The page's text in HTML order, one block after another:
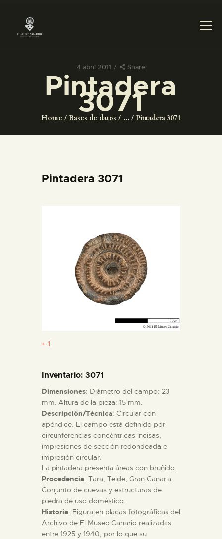
4 abril 2011 Share
Pintadera
3071
Home Bases de datos ... Pintadera 3071
PREPARAR LA VISITA
ACTIVIDADES
EL MUSEO
ESPAÑOL
PREPARAR LA VISITA
EL MUSEO
COLECCIONES
DIDÁCTICA
ESPAÑOL
Pintadera 3071
+ 1
Inventario: 3071
Dimensiones: Diámetro del campo: 23
mm. Altura de la pieza: 15 mm.
Descripción/Técnica: Circular con
apéndice. El campo está definido por
circunferencias concéntricas incisas,
impresiones de sección redondeada e
impresión circular.
La pintadera presenta áreas con bruñido.
Procedencia: Tara, Telde, Gran Canaria.
Conjunto de cuevas y estructuras de
piedra de uso doméstico.
Historia: Figura en placas fotográficas del
Archivo de El Museo Canario realizadas
entre 1925 y 1940, por lo que su